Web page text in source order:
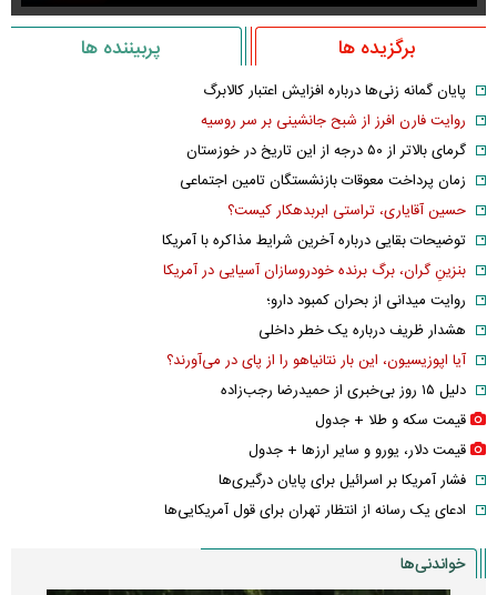
برگزیده ها پربیننده ها
پایان گمانه زنی‌ها درباره افزایش اعتبار کالابرگ
روایت فارن افرز از شبح جانشینی بر سر روسیه
گرمای بالاتر از ۵۰ درجه از این تاریخ در خوزستان
زمان پرداخت معوقات بازنشستگان تامین اجتماعی
حسین آقایاری، تراستی ابربدهکار کیست؟
توضیحات بقایی درباره آخرین شرایط مذاکره با آمریکا
بنزینِ گران، برگ برنده خودروسازان آسیایی در آمریکا
روایت میدانی از بحران کمبود دارو؛
هشدار ظریف درباره یک خطر داخلی
آیا اپوزیسیون، این بار نتانیاهو را از پای در می‌آورند؟
دلیل ۱۵ روز بی‌خبری از حمیدرضا رجب‌زاده
قیمت سکه و طلا + جدول
قیمت دلار، یورو و سایر ارز‌ها + جدول
فشار آمریکا بر اسرائیل برای پایان درگیری‌ها
ادعای یک رسانه از انتظار تهران برای قول آمریکایی‌ها
خواندنی‌ها